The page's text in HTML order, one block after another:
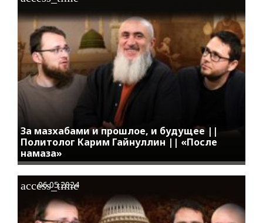
За мазхабами и прошлое, и будущее ||
Политолог Карим Гайнуллин || «После
намаза»
access_time
06.05.2024